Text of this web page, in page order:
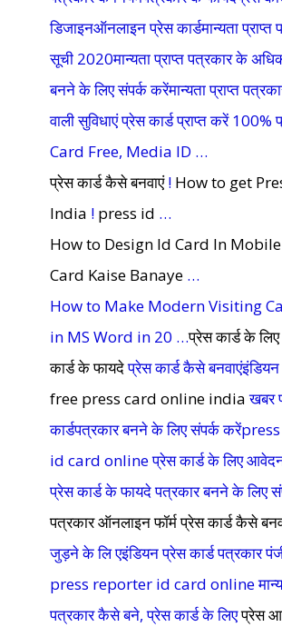
डिजाइनऑनलाइन प्रेस कार्डमान्यता प्राप्त
सूची 2020मान्यता प्राप्त पत्रकार के
बनने के लिए संपर्क करेंमान्यता प्राप्त
वाली सुविधाएं प्रेस कार्ड प्राप्त करें 100%
Card Free, Media ID …
प्रेस कार्ड कैसे बनवाएं! How to get
India ! press id …
How to Design Id Card In Mobile
Card Kaise Banaye …
How to Make Modern Visiting
in MS Word in 20 …प्रेस कार्ड के
कार्ड के फायदेप्रेस कार्ड कैसे बनवाएंइंडियन
free press card online indiaखबर
कार्डपत्रकार बनने के लिए संपर्क
id card online प्रेस कार्ड के लिए
प्रेस कार्ड के फायदे पत्रकार बनने के लिए
पत्रकार ऑनलाइन फॉर्मप्रेस कार्ड कैसे
जुड़ने के लि एइंडियन प्रेस कार्ड पत्रकार
press reporter id card online
पत्रकार कैसे बने, प्रेस कार्ड के लिएप्रेस